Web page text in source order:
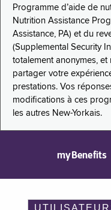
Programme d’aide de
Nutrition Assistance
Assistance, PA) et du
(Supplemental Security
totalement anonymes,
partager votre
prestations. Vos
modifications à ces
les autres New-Yorkais.
myBenefits